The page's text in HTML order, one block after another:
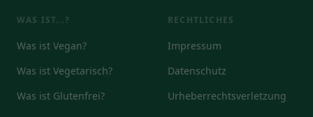
WAS IST...?
Was ist Vegan?
Was ist Vegetarisch?
Was ist Glutenfrei?
RECHTLICHES
Impressum
Datenschutz
Urheberrechtsverletzung